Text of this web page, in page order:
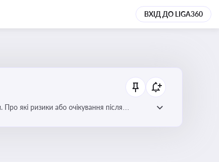
ВХІД ДО LIGA360
Про які ризики або очікування після